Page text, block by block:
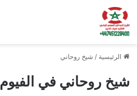
الرئيسية / شيخ روحاني
شيخ روحاني في الفيوم